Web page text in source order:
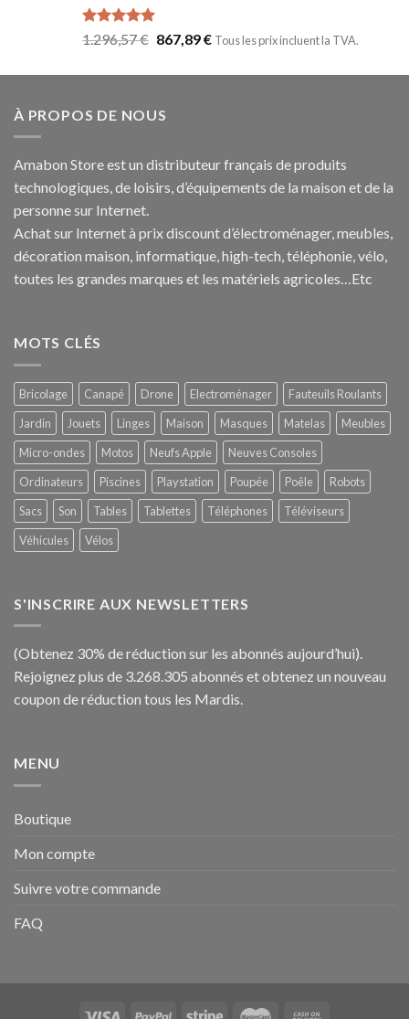
Note 5.00
1.296,57€ 867,89€ Tous les prix incluent la TVA.
À PROPOS DE NOUS
Amabon Store est un distributeur français de produits
technologiques, de loisirs, d’équipements de la maison et de la
personne sur Internet.
Achat sur Internet à prix discount d’électroménager, meubles,
décoration maison, informatique, high-tech, téléphonie, vélo,
toutes les grandes marques et les matériels agricoles…Etc
MOTS CLÉS
Bricolage Canapé Drone Electroménager
Fauteuils Roulants
Jardin
Jouets Linges Maison Masques Matelas
Meubles
Micro-ondes
Motos Neufs Apple
Neuves Consoles
Ordinateurs
Piscines Playstation Poupée Poêle
Robots
Sacs
Son Tables Tablettes Téléphones
Téléviseurs
Véhicules
Vélos
S'INSCRIRE AUX NEWSLETTERS
(Obtenez 30% de réduction sur les abonnés aujourd’hui).
Rejoignez plus de 3.268.305 abonnés et obtenez un nouveau
coupon de réduction tous les Mardis.
MENU
Boutique
Mon compte
Suivre votre commande
FAQ